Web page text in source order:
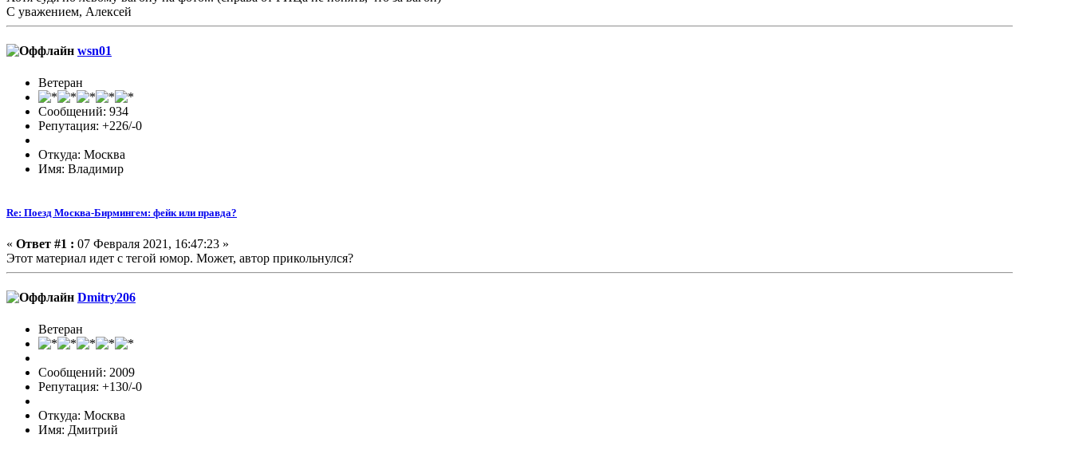
С уважением, Алексей
wsn01
Ветеран
Сообщений: 934
Репутация: +226/-0
Откуда: Москва
Имя: Владимир
Re: Поезд Москва-Бирмингем: фейк или правда?
« Ответ #1 : 07 Февраля 2021, 16:47:23 »
Этот материал идет с тегой юмор. Может, автор прикольнулся?
Dmitry206
Ветеран
Сообщений: 2009
Репутация: +130/-0
Откуда: Москва
Имя: Дмитрий